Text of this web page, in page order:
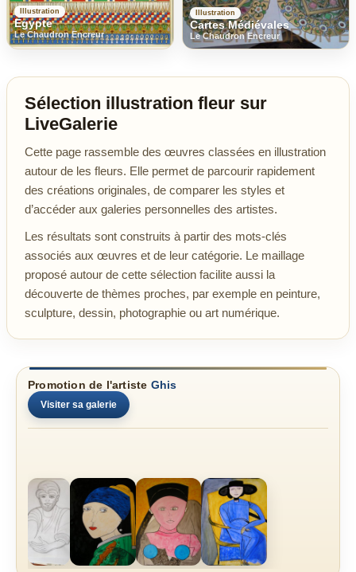
Illustration
Egypte
Le Chaudron Encreur
Illustration
Cartes Médiévales
Le Chaudron Encreur
Sélection illustration fleur sur
LiveGalerie
Cette page rassemble des œuvres classées en illustration
autour de les fleurs. Elle permet de parcourir rapidement
des créations originales, de comparer les styles et
d’accéder aux galeries personnelles des artistes.
Les résultats sont construits à partir des mots-clés
associés aux œuvres et de leur catégorie. Le maillage
proposé autour de cette sélection facilite aussi la
découverte de thèmes proches, par exemple en peinture,
sculpture, dessin, photographie ou art numérique.
Promotion de l'artiste Ghis
Visiter sa galerie